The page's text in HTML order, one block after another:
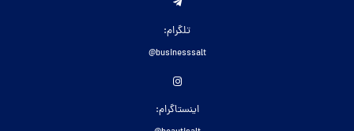
تلگرام:
businesssalt@
اینستاگرام: